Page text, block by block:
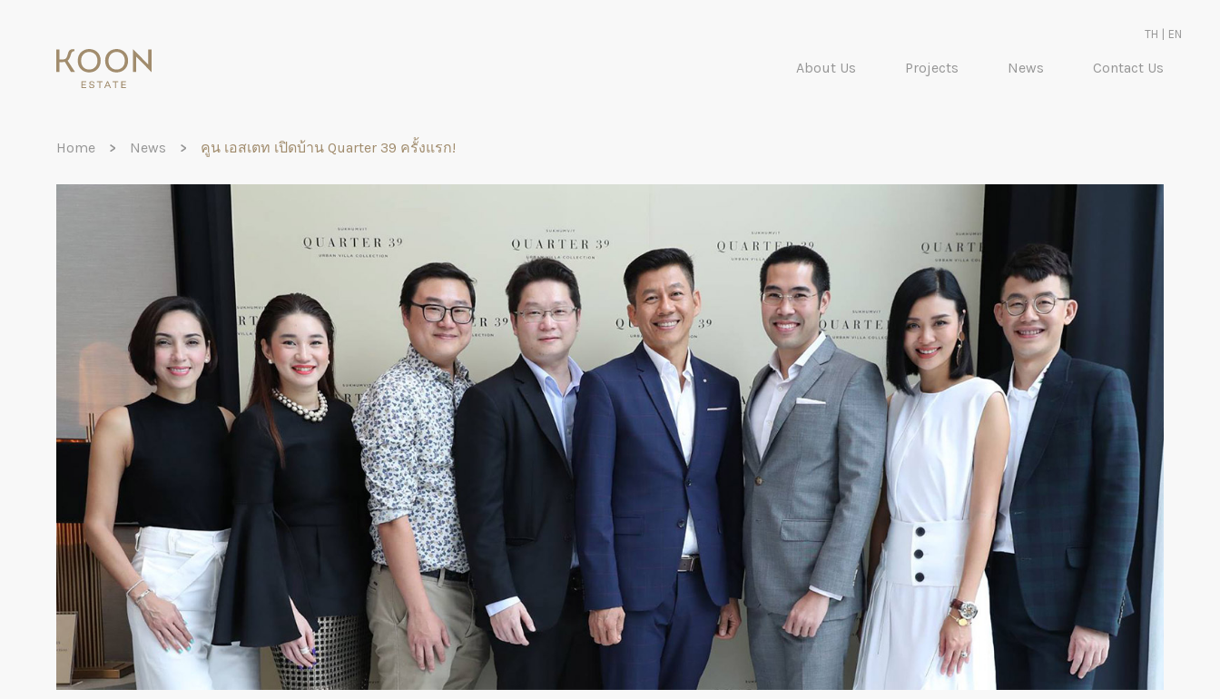
KOON
About Us Projects News Contact Us
TH EN
Home News คูน เอสเตท เปิดบ้าน Quarter 39 ครั้งแรก!